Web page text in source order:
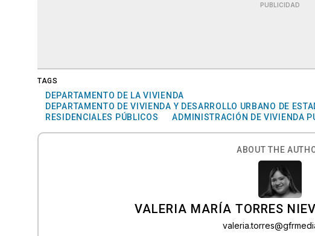
PUBLICIDAD
TAGS
DEPARTAMENTO DE LA VIVIENDA
DEPARTAMENTO DE VIVIENDA Y DESARROLLO URBANO DE
RESIDENCIALES PÚBLICOS
ADMINISTRACIÓN DE VIVIENDA
ABOUT THE
VALERIA MARÍA TORRES